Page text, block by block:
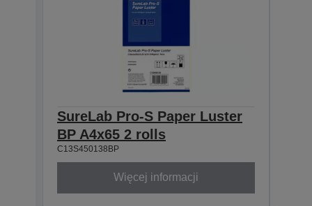
SureLab Pro-S Paper Luster
BP A4x65 2 rolls
C13S450138BP
Więcej informacji